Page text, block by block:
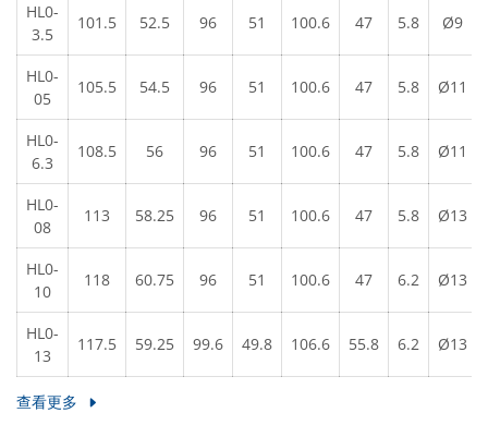
HL0-
3.5
101.5 52.5 96 51 100.6 47 5.8 Ø9
HL0-
05
105.5 54.5 96 51 100.6 47 5.8 Ø11
HL0-
6.3
108.5 56 96 51 100.6 47 5.8 Ø11
HL0-
08
113 58.25 96 51 100.6 47 5.8 Ø13
HL0-
10
118 60.75 96 51 100.6 47 6.2 Ø13
HL0-
13
117.5 59.25 99.6 49.8 106.6 55.8 6.2 Ø13
查看更多